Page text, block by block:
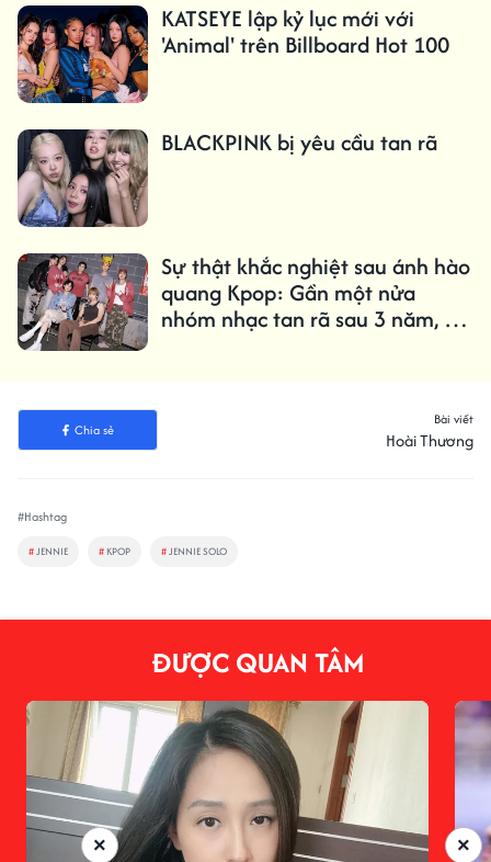
KATSEYE lập kỷ lục mới với
'Animal' trên Billboard Hot 100
BLACKPINK bị yêu cầu tan rã
Sự thật khắc nghiệt sau ánh hào
quang Kpop: Gần một nửa
nhóm nhạc tan rã sau 3 năm, chỉ
Chia sẻ
Bài viết
Hoài Thương
#Hashtag
#JENNIE # KPOP #JENNIE SOLO
ĐƯỢC QUAN TÂM
×
×